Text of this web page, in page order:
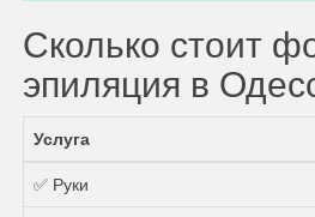
Сколько стоит
эпиляция в
Услуга
✅ Руки